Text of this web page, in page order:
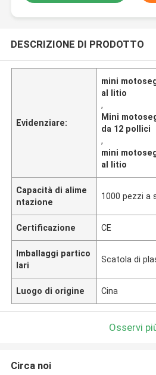
DESCRIZIONE DI PRODOTTO
Evidenziare:
mini
al litio
,
Mini
da 12 pollici
,
mini
al litio
Capacità di alime
ntazione
1000 pezzi a
Certificazione CE
Imballaggi partico
lari
Scatola di
Luogo di origine Cina
Osservi
Circa noi